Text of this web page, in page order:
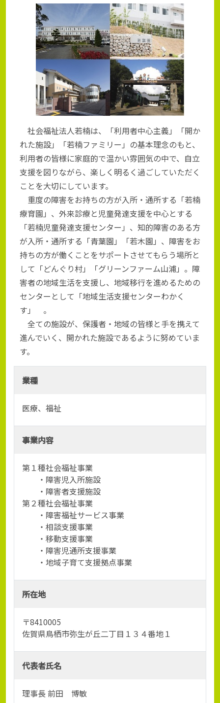
社会福祉法人若楠は、「利用者中心主義」「開か
れた施設」「若楠ファミリー」の基本理念のもと、
利用者の皆様に家庭的で温かい雰囲気の中で、自立
支援を図りながら、楽しく明るく過ごしていただく
ことを大切にしています。
重度の障害をお持ちの方が入所・通所する「若楠
療育園」、外来診療と児童発達支援を中心とする
「若楠児童発達支援センター」、知的障害のある方
が入所・通所する「青葉園」「若木園」、障害をお
持ちの方が働くことをサポートさせてもらう場所と
して「どんぐり村」「グリーンファーム山浦」。障
害者の地域生活を支援し、地域移行を進めるための
センターとして「地域生活支援センターわかく
す」 。
全ての施設が、保護者・地域の皆様と手を携えて
進んでいく、開かれた施設であるように努めていま
す。
業種
医療、福祉
事業内容
第１種社会福祉事業
・障害児入所施設
・障害者支援施設
第２種社会福祉事業
・障害福祉サービス事業
・相談支援事業
・移動支援事業
・障害児通所支援事業
・地域子育て支援拠点事業
所在地
〒8410005
佐賀県鳥栖市弥生が丘二丁目１３４番地１
代表者氏名
理事長 前田 博敏